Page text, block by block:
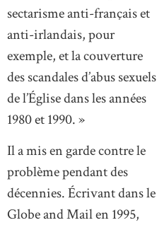
sectarisme anti-français et
anti-irlandais, pour
exemple, et la couverture
des scandales d’abus sexuels
de l’Église dans les années
1980 et 1990. »
Il a mis en garde contre le
problème pendant des
décennies. Écrivant dans le
Globe and Mail en 1995,